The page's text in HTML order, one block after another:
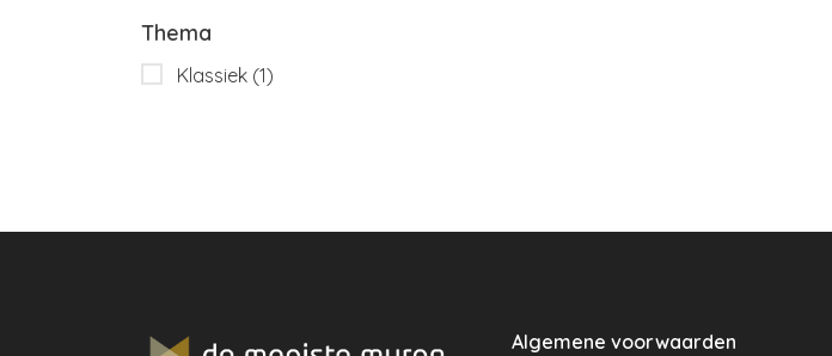
Thema
Klassiek (1)
Algemene voorwaarden